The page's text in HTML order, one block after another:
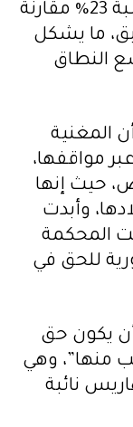
من 35 ألف شخص، أي زيادة بنسبة 23% مقارنة
ما يشكل
النطاق
المغنية
مواقفها،
حيث إنها
وأبدت
المحكمة
للحق في
أن يكون حق
منها”، وهي
نائبة